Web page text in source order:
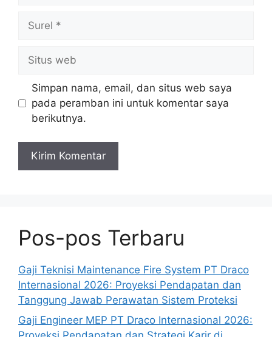
Surel
Situs
web
Simpan nama, email, dan situs web saya
pada peramban ini untuk komentar saya
berikutnya.
Pos-pos Terbaru
Gaji Teknisi Maintenance Fire System PT Draco
Internasional 2026: Proyeksi Pendapatan dan
Tanggung Jawab Perawatan Sistem Proteksi
Gaji Engineer MEP PT Draco Internasional 2026: